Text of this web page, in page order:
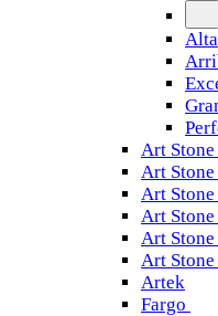
Art
Art
Art
Art Stone
Art
Art
Artek
Fargo